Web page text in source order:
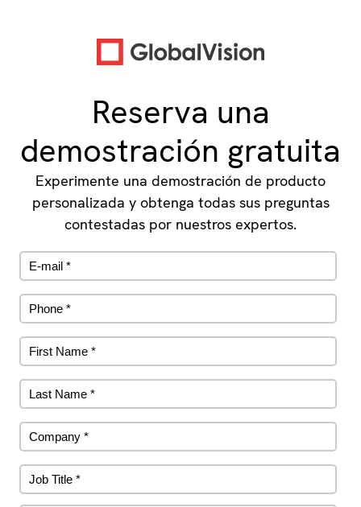
Reserva una
demostración gratuita
Experimente una demostración de producto
personalizada y obtenga todas sus preguntas
contestadas por nuestros expertos.